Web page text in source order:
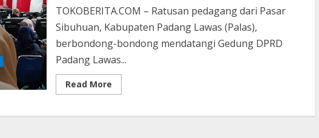
TOKOBERITA.COM – Ratusan pedagang dari Pasar
Sibuhuan, Kabupaten Padang Lawas (Palas),
berbondong-bondong mendatangi Gedung DPRD
Padang Lawas...
Read MoreRead
more
Pasar